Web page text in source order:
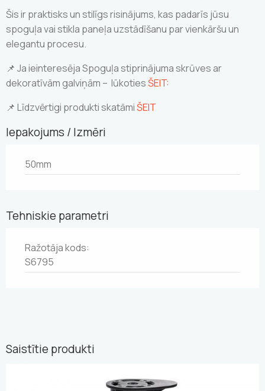
Šis ir praktisks un stilīgs risinājums, kas padarīs jūsu
spoguļa vai stikla paneļa uzstādīšanu par vienkāršu un
elegantu procesu.
📌 Ja ieinteresēja Spoguļa stiprinājuma skrūves ar
dekoratīvām galviņām – lūkotiesŠEIT:
📌 Līdzvērtigi produkti skatāmiŠEIT
Iepakojums / Izmēri
50mm
Tehniskie parametri
Ražotāja kods:
S6795
Saistītie produkti